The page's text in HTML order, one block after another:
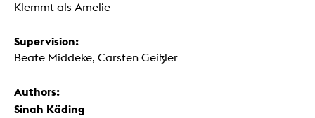
Klemmt als Amelie
Supervision:
Beate Middeke, Carsten Geißler
Authors:
Sinah Käding